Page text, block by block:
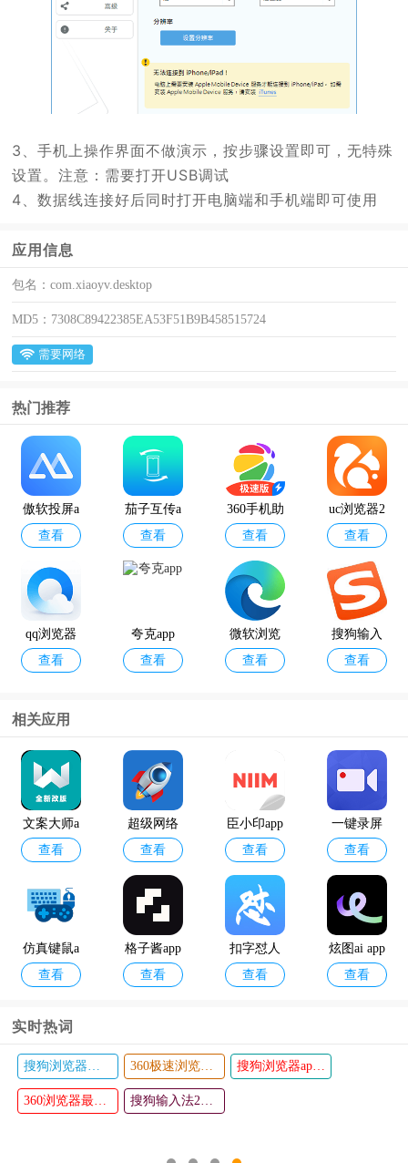
3、手机上操作界面不做演示，按步骤设置即可，无特殊
设置。注意：需要打开USB调试
4、数据线连接好后同时打开电脑端和手机端即可使用
应用信息
包名：com.xiaoyv.desktop
MD5： 7308C89422385EA53F51B9B458515724
需要网络
热门推荐
傲软投屏a
pp
查看
茄子互传a
pp
查看
360手机助
手极速版a
pp
查看
uc浏览器2
024最新版
查看
qq浏览器
官方版
查看
夸克app
查看
微软浏览
器手机版
查看
搜狗输入
法官方正
查看
法app
查看
法最新版
本2024
查看
相关应用
文案大师a
pp
查看
超级网络
加速器app
查看
臣小印app
官方版
查看
一键录屏
最新版
查看
仿真键鼠a
pp
查看
格子酱app
安卓版
查看
扣字怼人
输入法app
查看
炫图ai app
查看
无极免RO
OT版
查看
Picchi app
查看
实时热词